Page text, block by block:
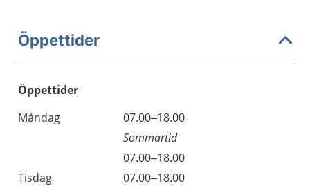
Öppettider
Öppettider
Dag
Öppettider
Kommentarer
Måndag
07.00–18.00
Sommartid
07.00–18.00
Tisdag
07.00–18.00